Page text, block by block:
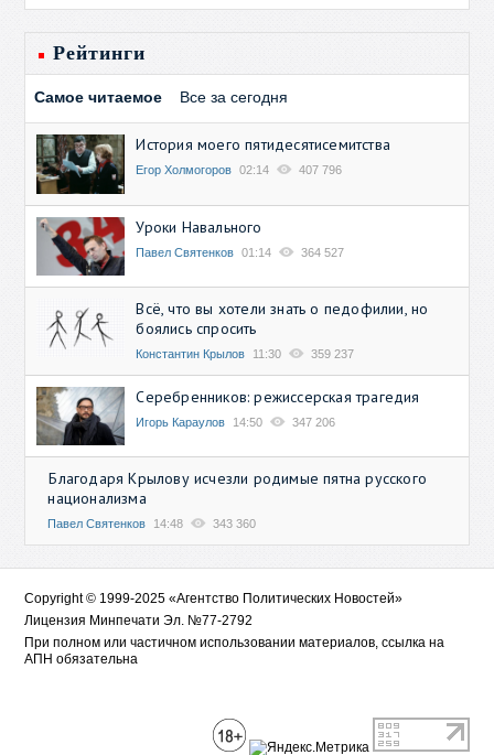
Рейтинги
Самое читаемое Все за сегодня
История моего пятидесятисемитства
Егор Холмогоров 02:14 407 796
Уроки Навального
Павел Святенков 01:14 364 527
Всё, что вы хотели знать о педофилии, но
боялись спросить
Константин Крылов 11:30 359 237
Серебренников: режиссерская трагедия
Игорь Караулов 14:50 347 206
Благодаря Крылову исчезли родимые пятна русского
национализма
Павел Святенков 14:48 343 360
Copyright © 1999-2025 «Агентство Политических Новостей»
Лицензия Минпечати Эл. №77-2792
При полном или частичном использовании материалов, ссылка на
АПН обязательна